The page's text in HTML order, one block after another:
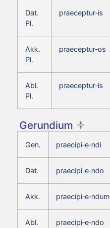
Dat.
Pl.
praeceptur‑is
Akk.
Pl.
praeceptur‑os
Abl.
Pl.
praeceptur‑is
Gerundium
Gen. praecipi‑e‑ndi
Dat. praecipi‑e‑ndo
Akk. praecipi‑e‑ndum
Abl. praecipi‑e‑ndo